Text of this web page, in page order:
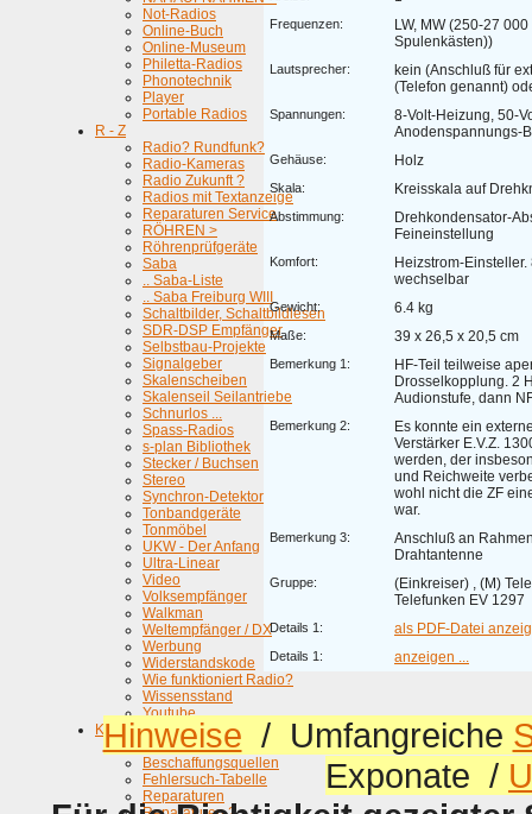
Not-Radios
Online-Buch
Online-Museum
Philetta-Radios
Phonotechnik
Player
Portable Radios
R - Z
Radio? Rundfunk?
Radio-Kameras
Radio Zukunft ?
Radios mit Textanzeige
Reparaturen Service
RÖHREN >
Röhrenprüfgeräte
Saba
.. Saba-Liste
.. Saba Freiburg WIII
Schaltbilder, Schaltbildlesen
SDR-DSP Empfänger
Selbstbau-Projekte
Signalgeber
Skalenscheiben
Skalenseil Seilantriebe
Schnurlos ...
Spass-Radios
s-plan Bibliothek
Stecker / Buchsen
Stereo
Synchron-Detektor
Tonbandgeräte
Tonmöbel
UKW - Der Anfang
Ultra-Linear
Video
Volksempfänger
Walkman
Weltempfänger / DX
Werbung
Widerstandskode
Wie funktioniert Radio?
Wissensstand
Youtube
KOMPENDIUM
INHALT >
Beschaffungsquellen
Fehlersuch-Tabelle
Reparaturen
Frequenzen:
LW, MW (250-27
Spulenkästen))
Lautsprecher:
kein (Anschluß für
(Telefon genannt)
Spannungen:
8-Volt-Heizung, 50-
Anodenspannungs-
Gehäuse: Holz
Skala: Kreisskala auf
Abstimmung:
Drehkondensator-
Feineinstellung
Komfort:
Heizstrom-
wechselbar
Gewicht: 6.4 kg
Maße: 39 x 26,5 x 20,5 cm
Bemerkung 1:
HF-Teil teilweise
Drosselkopplung. 2
Audionstufe, dann
Bemerkung 2:
Es konnte ein
Verstärker E.V.Z.
werden, der
und Reichweite
wohl nicht die ZF
war.
Bemerkung 3:
Anschluß an
Drahtantenne
Gruppe:
(Einkreiser) , (M)
Telefunken EV 1297
Details 1: als PDF-Datei
Details 1: anzeigen ...
Hinweise / Umfangreiche
Exponate /